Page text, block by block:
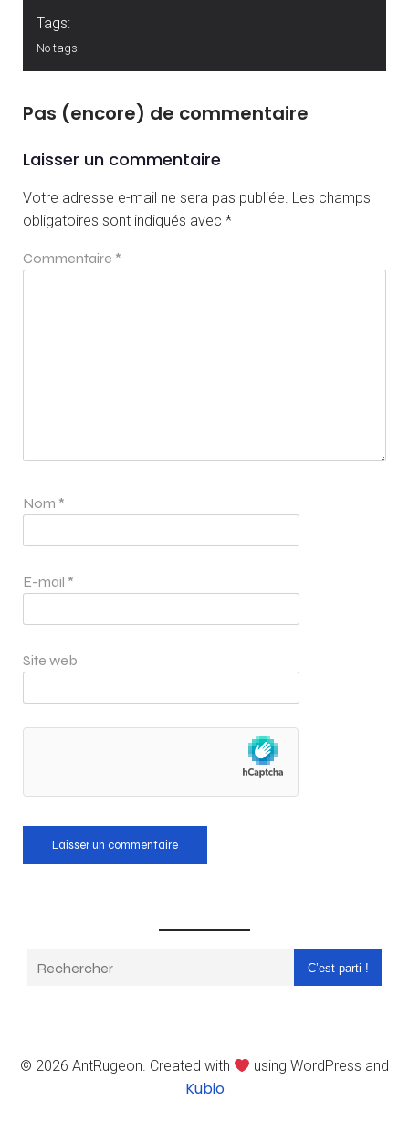
Tags:
No tags
Pas (encore) de commentaire
Laisser un commentaire
Votre adresse e-mail ne sera pas publiée. Les champs
obligatoires sont indiqués avec *
Commentaire *
Nom *
E-mail *
Site web
C’est parti !
© 2026 AntRugeon. Created with using WordPress and
Kubio